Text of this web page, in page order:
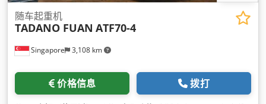
Singapore 3,108 km
随车起重机
TADANO FUAN ATF70-4
价格信息 拨打